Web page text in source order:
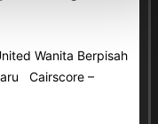
Wanita Berpisah
Cairscore –